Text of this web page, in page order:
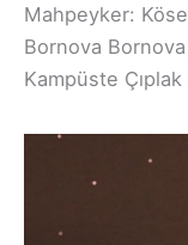
Mahpeyker:
Bornova
Kampüste